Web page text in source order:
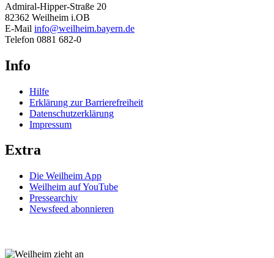
Admiral-Hipper-Straße 20
82362 Weilheim i.OB
E-Mail info@weilheim.bayern.de
Telefon 0881 682-0
Info
Hilfe
Erklärung zur Barrierefreiheit
Datenschutzerklärung
Impressum
Extra
Die Weilheim App
Weilheim auf YouTube
Pressearchiv
Newsfeed abonnieren